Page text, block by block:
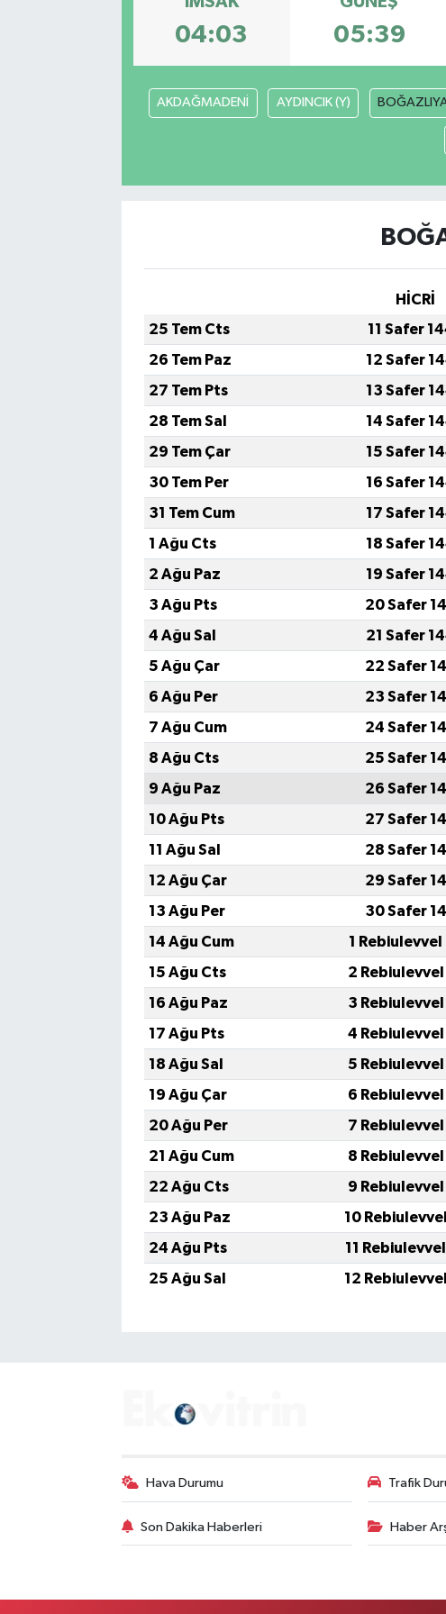
04:03 05:39
AKDAĞMADENİ AYDINCIK (Y)
HİCRİ
25 Tem Cts
11 Safer
26 Tem Paz
12 Safer
27 Tem Pts
13 Safer
28 Tem Sal
14 Safer
29 Tem Çar
15 Safer
30 Tem Per
16 Safer
31 Tem Cum
17 Safer
1 Ağu Cts
18 Safer
2 Ağu Paz
19 Safer
3 Ağu Pts
20 Safer
4 Ağu Sal
21 Safer
5 Ağu Çar
22 Safer
6 Ağu Per
23 Safer
7 Ağu Cum
24 Safer
8 Ağu Cts
25 Safer
9 Ağu Paz
26 Safer
10 Ağu Pts
27 Safer
11 Ağu Sal
28 Safer
12 Ağu Çar
29 Safer
13 Ağu Per
30 Safer
14 Ağu Cum
1 Rebiulevvel
15 Ağu Cts
2
16 Ağu Paz
3
17 Ağu Pts
4
18 Ağu Sal
5
19 Ağu Çar
6
20 Ağu Per
7
21 Ağu Cum
8
22 Ağu Cts
9
23 Ağu Paz
10
24 Ağu Pts
11
25 Ağu Sal
12
Hava Durumu Trafik
Son Dakika Haberleri Haber